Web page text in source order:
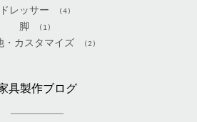
ドレッサー (4)
脚 (1)
・カスタマイズ (2)
具製作ブログ